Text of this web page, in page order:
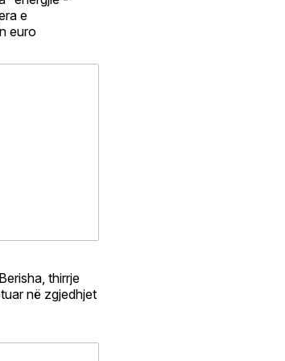
e
euro
thirrje
në zgjedhjet